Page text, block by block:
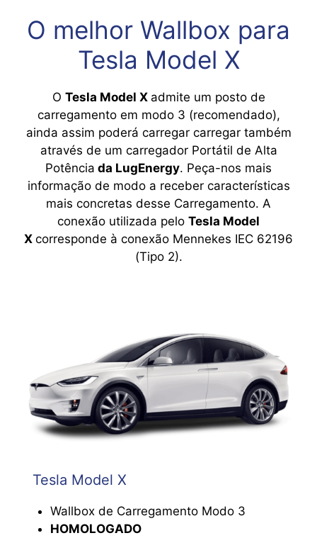
O melhor Wallbox para
Tesla Model X
O Tesla Model X admite um posto de
carregamento em modo 3 (recomendado),
ainda assim poderá carregar carregar também
através de um carregador Portátil de Alta
Potência da LugEnergy. Peça-nos mais
informação de modo a receber características
mais concretas desse Carregamento. A
conexão utilizada pelo Tesla Model
X corresponde à conexão Mennekes IEC 62196
(Tipo 2).
Tesla Model X
Wallbox de Carregamento Modo 3
HOMOLOGADO